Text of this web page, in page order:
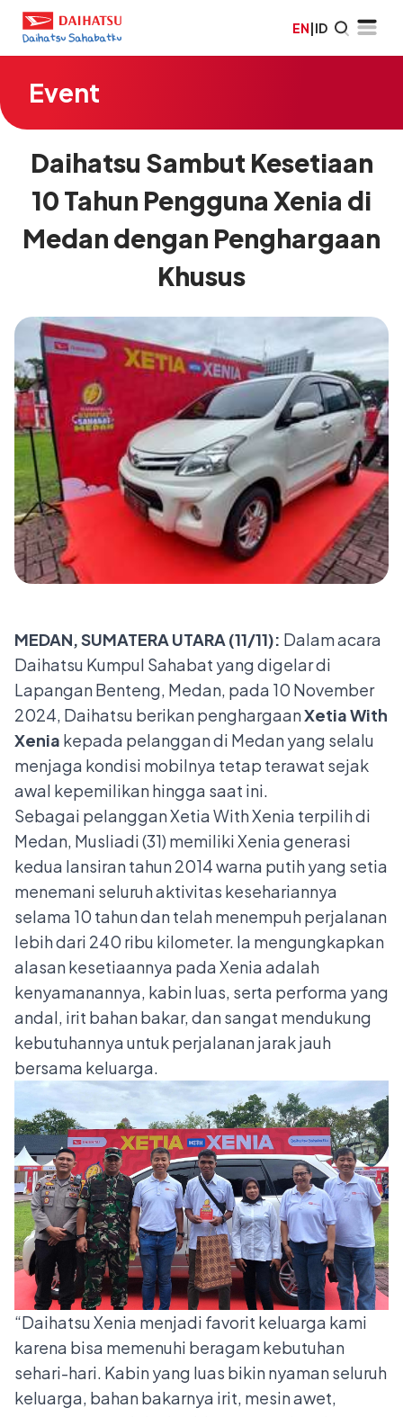
EN|ID
Event
Daihatsu Sambut Kesetiaan
10 Tahun Pengguna Xenia di
Medan dengan Penghargaan
Khusus
MEDAN, SUMATERA UTARA (11/11): Dalam acara
Daihatsu Kumpul Sahabat yang digelar di
Lapangan Benteng, Medan, pada 10 November
2024, Daihatsu berikan penghargaanXetia With
Xenia kepada pelanggan di Medan yang selalu
menjaga kondisi mobilnya tetap terawat sejak
awal kepemilikan hingga saat ini.
Sebagai pelanggan Xetia With Xenia terpilih di
Medan, Musliadi (31) memiliki Xenia generasi
kedua lansiran tahun 2014 warna putih yang setia
menemani seluruh aktivitas kesehariannya
selama 10 tahun dan telah menempuh perjalanan
lebih dari 240 ribu kilometer. Ia mengungkapkan
alasan kesetiaannya pada Xenia adalah
kenyamanannya, kabin luas, serta performa yang
andal, irit bahan bakar, dan sangat mendukung
kebutuhannya untuk perjalanan jarak jauh
bersama keluarga.
“Daihatsu Xenia menjadi favorit keluarga kami
karena bisa memenuhi beragam kebutuhan
sehari-hari. Kabin yang luas bikin nyaman seluruh
keluarga, bahan bakarnya irit, mesin awet,